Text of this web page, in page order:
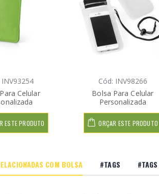
INV93254
Celular
ESTE PRODUTO
Cód: INV98266
Bolsa Para Celular
Personalizada
ORÇAR ESTE PRODUTO
COM BOLSA #TAGS